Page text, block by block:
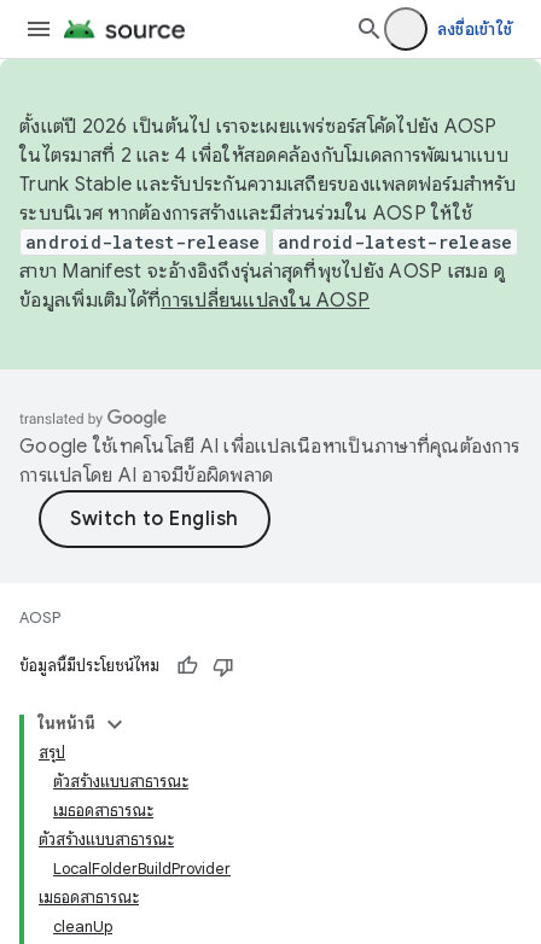
ลงชื่อเข้าใช้
ตั้งแต่ปี 2026 เป็นต้นไป เราจะเผยแพร่ซอร์สโค้ดไปยัง AOSP
ในไตรมาสที่ 2 และ 4 เพื่อให้สอดคล้องกับโมเดลการพัฒนาแบบ
Trunk Stable และรับประกันความเสถียรของแพลตฟอร์มสำหรับ
ระบบนิเวศ หากต้องการสร้างและมีส่วนร่วมใน AOSP ให้ใช้
android-latest-release android-latest-release
สาขา Manifest จะอ้างอิงถึงรุ่นล่าสุดที่พุชไปยัง AOSP เสมอ ดู
ข้อมูลเพิ่มเติมได้ที่การเปลี่ยนแปลงใน AOSP
Google ใช้เทคโนโลยี AI เพื่อแปลเนื้อหาเป็นภาษาที่คุณต้องการ
การแปลโดย AI อาจมีข้อผิดพลาด
AOSP
ข้อมูลนี้มีประโยชน์ไหม
ในหน้านี้
สรุป
ตัวสร้างแบบสาธารณะ
เมธอดสาธารณะ
ตัวสร้างแบบสาธารณะ
LocalFolderBuildProvider
เมธอดสาธารณะ
cleanUp